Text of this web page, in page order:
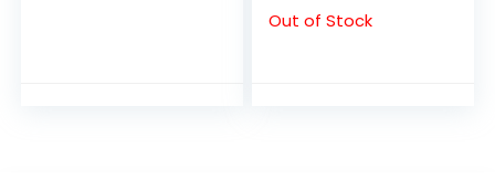
Out of Stock